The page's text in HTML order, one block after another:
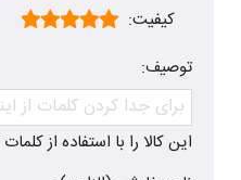
کیفیت:
توصیف:
این کالا را با استفاده از